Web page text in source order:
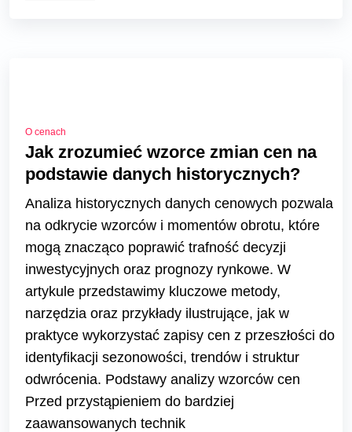
O cenach
Jak zrozumieć wzorce zmian cen na
podstawie danych historycznych?
Analiza historycznych danych cenowych pozwala
na odkrycie wzorców i momentów obrotu, które
mogą znacząco poprawić trafność decyzji
inwestycyjnych oraz prognozy rynkowe. W
artykule przedstawimy kluczowe metody,
narzędzia oraz przykłady ilustrujące, jak w
praktyce wykorzystać zapisy cen z przeszłości do
identyfikacji sezonowości, trendów i struktur
odwrócenia. Podstawy analizy wzorców cen
Przed przystąpieniem do bardziej
zaawansowanych technik